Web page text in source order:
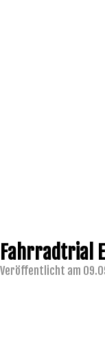
Fahrradtrial
Veröffentlicht am